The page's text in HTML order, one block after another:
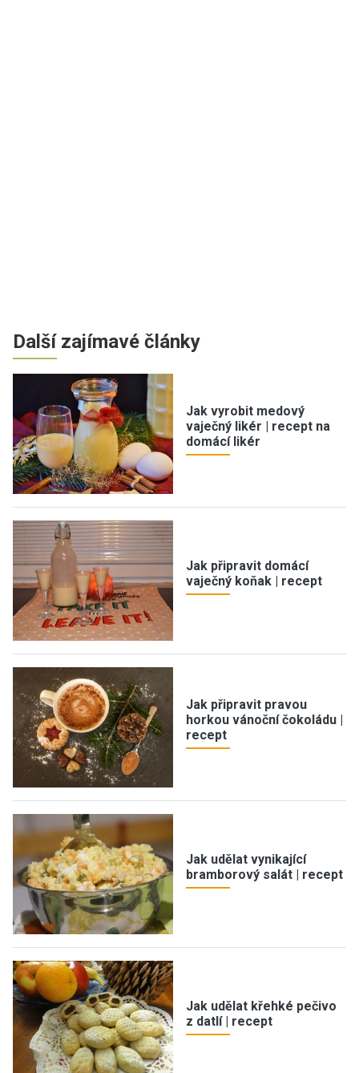
Další zajímavé články
Jak vyrobit medový
vaječný likér | recept na
domácí likér
Jak připravit domácí
vaječný koňak | recept
Jak připravit pravou
horkou vánoční čokoládu |
recept
Jak udělat vynikající
bramborový salát | recept
Jak udělat křehké pečivo
z datlí | recept